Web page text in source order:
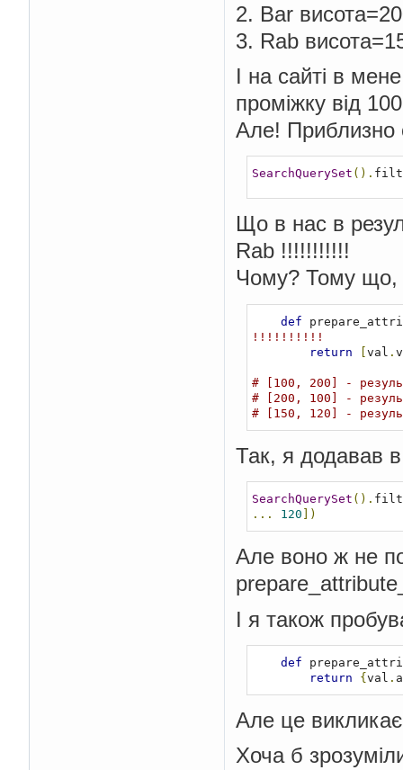
2. Bar
3. Rab
І на сайті в
проміжку від
Але! Приблизно
SearchQuerySet ().
Що в нас в
Rab !!!!!!!!!!!
Чому? Тому що,
def
!!!!!!!!!!
return
[val .
# [100, 200] -
# [200, 100] -
# [150, 120] -
Так, я додавав
SearchQuerySet ().
...
120 ])
Але воно ж не
І я також
def
return
{ val .
Але це
Хоча б